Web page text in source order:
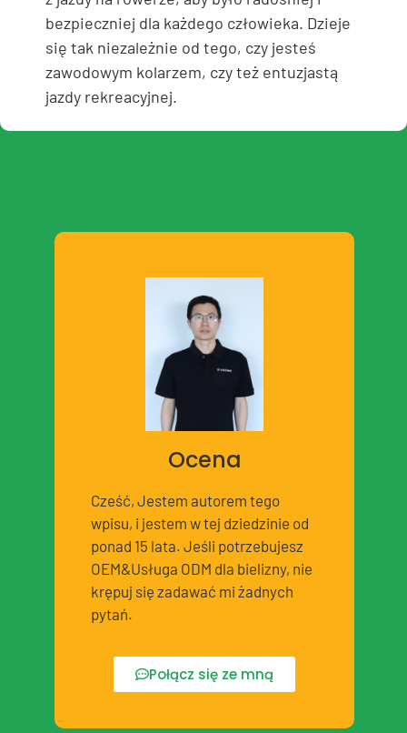
bezpieczniej dla każdego człowieka. Dzieje
się tak niezależnie od tego, czy jesteś
zawodowym kolarzem, czy też entuzjastą
jazdy rekreacyjnej.
Ocena
Cześć, Jestem autorem tego
wpisu, i jestem w tej dziedzinie od
ponad 15 lata. Jeśli potrzebujesz
OEM&Usługa ODM dla bielizny, nie
krępuj się zadawać mi żadnych
pytań.
Połącz się ze mną